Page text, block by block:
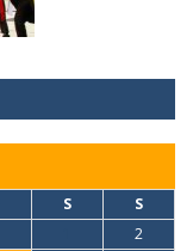
S S
2